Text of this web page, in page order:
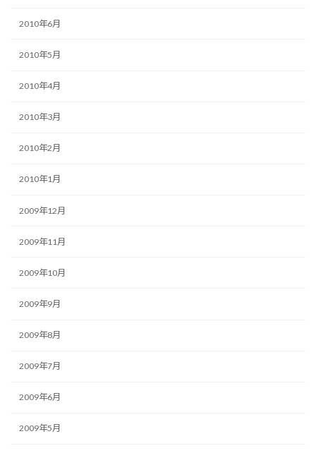
2010年6月
2010年5月
2010年4月
2010年3月
2010年2月
2010年1月
2009年12月
2009年11月
2009年10月
2009年9月
2009年8月
2009年7月
2009年6月
2009年5月